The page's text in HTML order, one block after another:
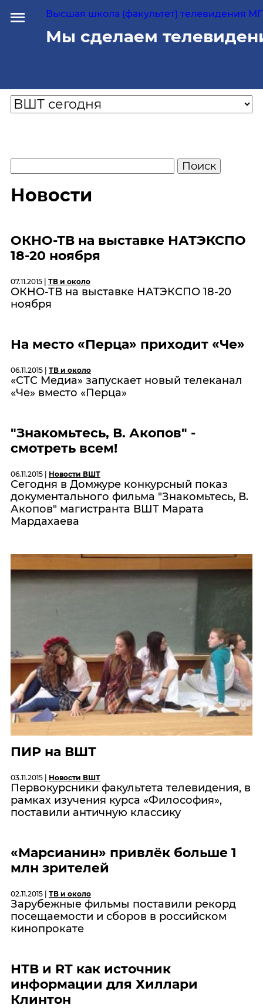
Высшая школа (факультет) телевидения
Мы сделаем
Новости
ОКНО-ТВ на выставке НАТЭКСПО
18-20 ноября
07.11.2015 | ТВ и около
ОКНО-ТВ на выставке НАТЭКСПО 18-20
ноября
На место «Перца» приходит «Че»
06.11.2015 | ТВ и около
«СТС Медиа» запускает новый телеканал
«Че» вместо «Перца»
"Знакомьтесь, В. Акопов" -
смотреть всем!
06.11.2015 | Новости ВШТ
Сегодня в Домжуре конкурсный показ
документального фильма "Знакомьтесь, В.
Акопов" магистранта ВШТ Марата
Мардахаева
ПИР на ВШТ
03.11.2015 | Новости ВШТ
Первокурсники факультета телевидения, в
рамках изучения курса «Философия»,
поставили античную классику
«Марсианин» привлёк больше 1
млн зрителей
02.11.2015 | ТВ и около
Зарубежные фильмы поставили рекорд
посещаемости и сборов в российском
кинопрокате
НТВ и RT как источник
информации для Хиллари
Клинтон